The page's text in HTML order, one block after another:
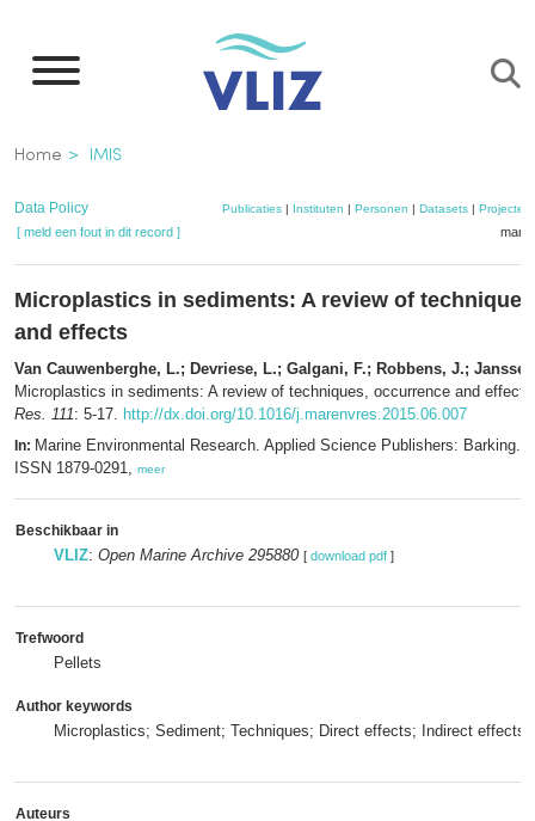
naar
inhoud
gaan
Kruimelpad
Home IMIS
Data Policy Publicaties| Instituten | Personen | Datasets| Projecten
[ meld een fout in dit record ]
Microplastics in sediments: A review of
and effects
Van Cauwenberghe, L.; Devriese, L.; Galgani, F.; Robbens, J.;
Microplastics in sediments: A review of techniques, occurrence and
Res. 111: 5-17. http://dx.doi.org/10.1016/j.marenvres.2015.06.007
In: Marine Environmental Research. Applied Science Publishers: Barking.
ISSN 1879-0291, meer
Beschikbaar in
VLIZ: Open Marine Archive 295880 [ download pdf ]
Trefwoord
Pellets
Author keywords
Microplastics; Sediment; Techniques; Direct effects; Indirect effects
Auteurs